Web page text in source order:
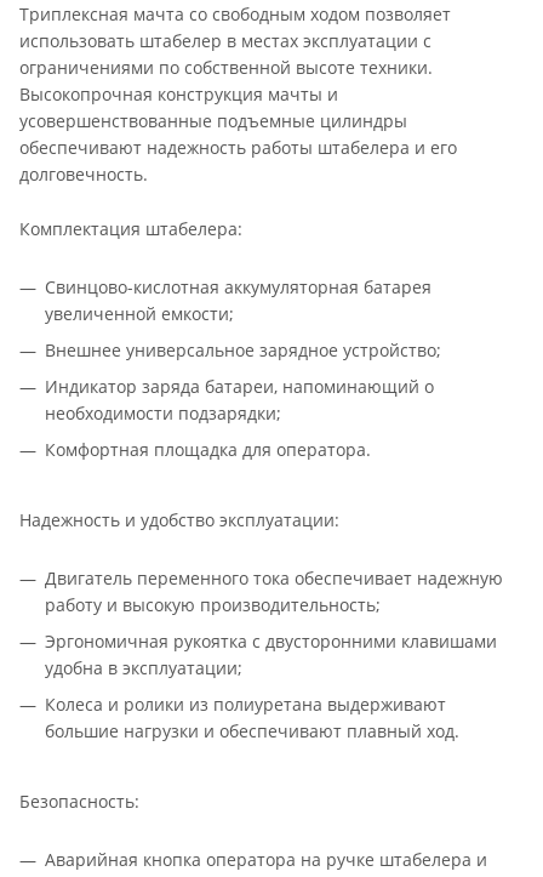
Триплексная мачта со свободным ходом позволяет
использовать штабелер в местах эксплуатации с
ограничениями по собственной высоте техники.
Высокопрочная конструкция мачты и
усовершенствованные подъемные цилиндры
обеспечивают надежность работы штабелера и его
долговечность.
Комплектация штабелера:
Свинцово-кислотная аккумуляторная батарея
увеличенной емкости;
Внешнее универсальное зарядное устройство;
Индикатор заряда батареи, напоминающий о
необходимости подзарядки;
Комфортная площадка для оператора.
Надежность и удобство эксплуатации:
Двигатель переменного тока обеспечивает надежную
работу и высокую производительность;
Эргономичная рукоятка с двусторонними клавишами
удобна в эксплуатации;
Колеса и ролики из полиуретана выдерживают
большие нагрузки и обеспечивают плавный ход.
Безопасность:
Аварийная кнопка оператора на ручке штабелера и